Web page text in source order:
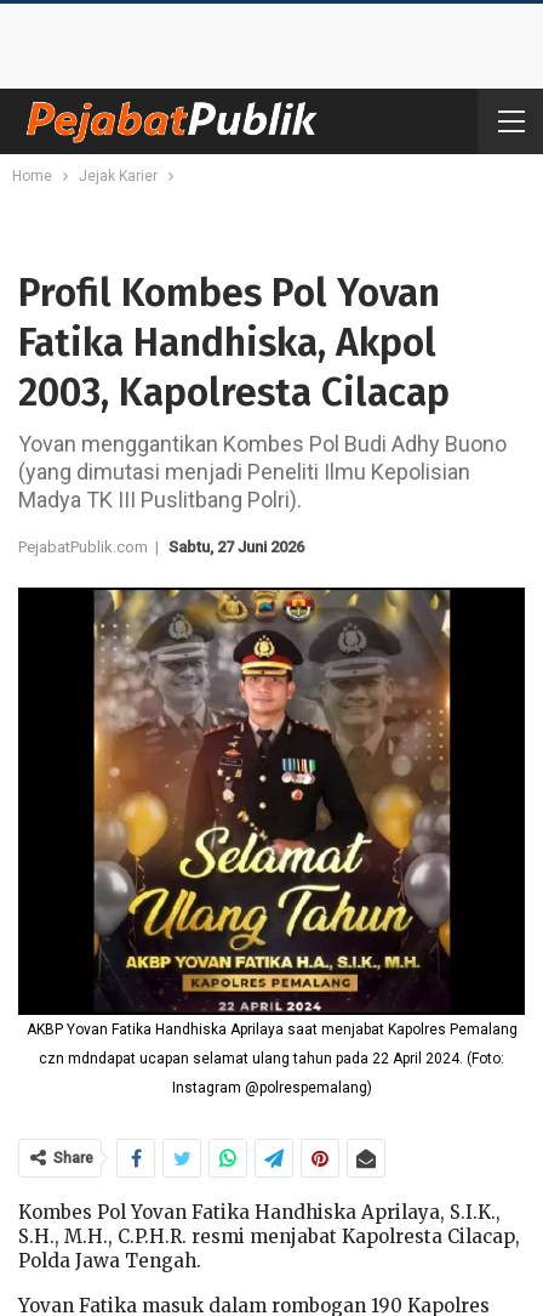
Home Jejak Karier
Profil Kombes Pol Yovan
Fatika Handhiska, Akpol
2003, Kapolresta Cilacap
Yovan menggantikan Kombes Pol Budi Adhy Buono
(yang dimutasi menjadi Peneliti Ilmu Kepolisian
Madya TK III Puslitbang Polri).
PejabatPublik.com | Sabtu, 27 Juni 2026
AKBP Yovan Fatika Handhiska Aprilaya saat menjabat Kapolres Pemalang
czn mdndapat ucapan selamat ulang tahun pada 22 April 2024. (Foto:
Instagram @polrespemalang)
Share
Kombes Pol Yovan Fatika Handhiska Aprilaya, S.I.K.,
S.H., M.H., C.P.H.R. resmi menjabat Kapolresta Cilacap,
Polda Jawa Tengah.
Yovan Fatika masuk dalam rombogan 190 Kapolres